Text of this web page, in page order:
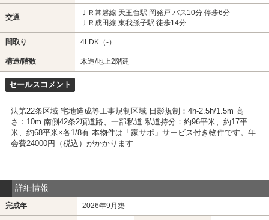
交通
ＪＲ常磐線 天王台駅 岡発戸 バス10分 停歩6分
ＪＲ成田線 東我孫子駅 徒歩14分
間取り 4LDK（-）
構造/階数 木造/地上2階建
セールスコメント
法第22条区域 宅地造成等工事規制区域 日影規制：4h-2.5h/1.5m 高
さ：10m 南側42条2項道路、一部私道 私道持分：約96平米、約17平
米、約68平米×各1/8有 本物件は「家サポ」サービス付き物件です。年
会費24000円（税込）がかかります
詳細情報
完成年 2026年9月築